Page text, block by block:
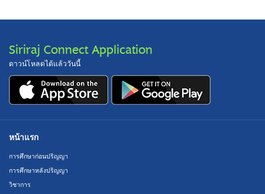
Siriraj Connect Application
ดาวน์โหลดได้แล้ววันนี้
หน้าแรก
การศึกษาก่อนปริญญา
การศึกษาหลังปริญญา
วิชาการ